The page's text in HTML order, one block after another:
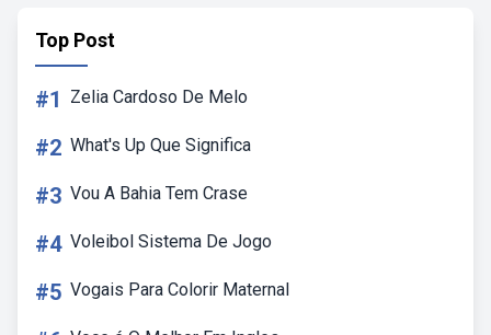
Top Post
#1 Zelia Cardoso De Melo
#2 What's Up Que Significa
#3 Vou A Bahia Tem Crase
#4 Voleibol Sistema De Jogo
#5 Vogais Para Colorir Maternal